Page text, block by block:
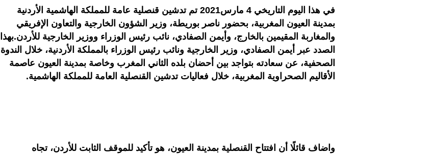
في هذا اليوم التاريخي 4 مارس2021 تم تدشين قنصلية عامة للمملكة الهاشمية الأردنية
بمدينة العيون المغربية، بحضور ناصر بوريطة، وزير الشؤون الخارجية والتعاون الإفريقي
والمغاربة المقيمين بالخارج، وأيمن الصفادي، نائب رئيس الوزراء ووزير الخارجية للأردن.بهذا
الصدد عبر أيمن الصفادي، وزير الخارجية ونائب رئيس الوزراء بالمملكة الأردنية، خلال الندوة
الصحفية، عن سعادته بتواجد بين أحضان بلده الثاني المغرب وخاصة بمدينة العيون عاصمة
الأقاليم الصحراوية المغربية، خلال فعاليات تدشين القنصلية العامة للمملكة الهاشمية.
واضاف قائلًا أن افتتاح القنصلية بمدينة العيون، هو تأكيد للموقف الثابت للأردن، تجاه